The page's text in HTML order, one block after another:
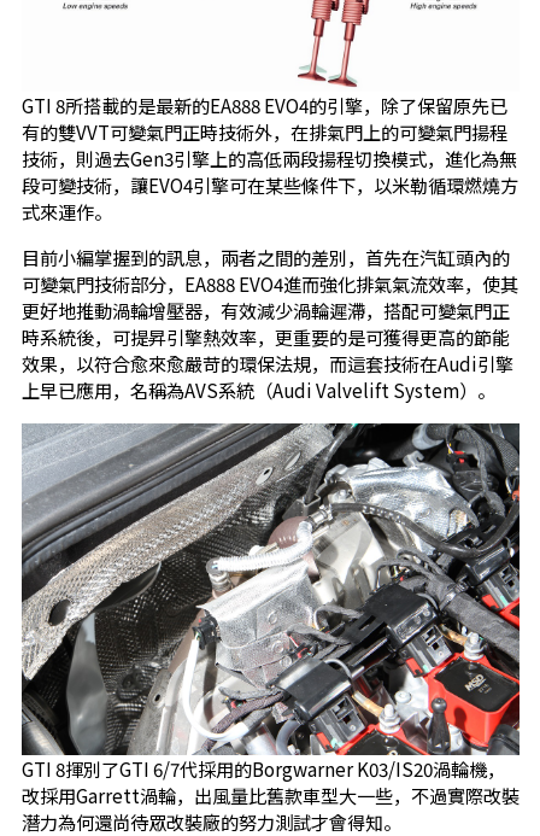
GTI 8所搭載的是最新的EA888 EVO4的引擎，除了保留原先已
有的雙VVT可變氣門正時技術外，在排氣門上的可變氣門揚程
技術，則過去Gen3引擎上的高低兩段揚程切換模式，進化為無
段可變技術，讓EVO4引擎可在某些條件下，以米勒循環燃燒方
式來運作。
目前小編掌握到的訊息，兩者之間的差別，首先在汽缸頭內的
可變氣門技術部分，EA888 EVO4進而強化排氣氣流效率，使其
更好地推動渦輪增壓器，有效減少渦輪遲滯，搭配可變氣門正
時系統後，可提昇引擎熱效率，更重要的是可獲得更高的節能
效果，以符合愈來愈嚴苛的環保法規，而這套技術在Audi引擎
上早已應用，名稱為AVS系統（Audi Valvelift System）。
GTI 8揮別了GTI 6/7代採用的Borgwarner K03/IS20渦輪機，
改採用Garrett渦輪，出風量比舊款車型大一些，不過實際改裝
潛力為何還尚待眾改裝廠的努力測試才會得知。